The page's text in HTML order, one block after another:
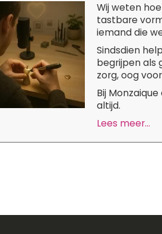
Wij weten
tastbare
iemand die
Sindsdien
begrijpen als
zorg, oog
Bij
altijd.
Lees meer...